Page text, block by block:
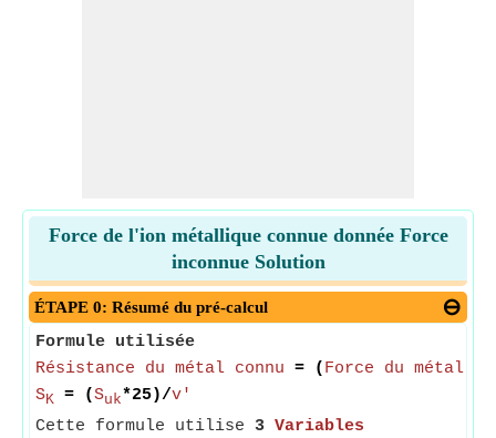
Force de l'ion métallique connue donnée Force
inconnue Solution
ÉTAPE 0: Résumé du pré-calcul
Formule utilisée
Résistance du métal connu = ( Force du métal
SK = (Suk*25)/v′
Cette formule utilise 3 Variables